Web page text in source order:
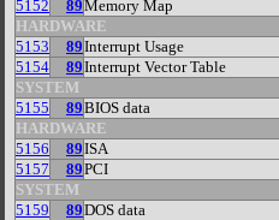
5152
89Memory Map
HARDWARE
5153
89Interrupt Usage
5154
89Interrupt Vector Table
SYSTEM
5155
89BIOS data
HARDWARE
5156
89ISA
5157
89PCI
SYSTEM
5159
89DOS data